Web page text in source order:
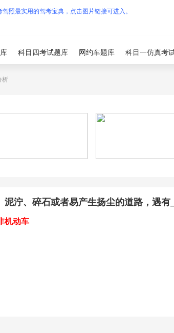
科目四考试题库 网约车题库 科目一仿真考
析
泥泞、碎石或者易产生扬尘的道路，遇有
机动车